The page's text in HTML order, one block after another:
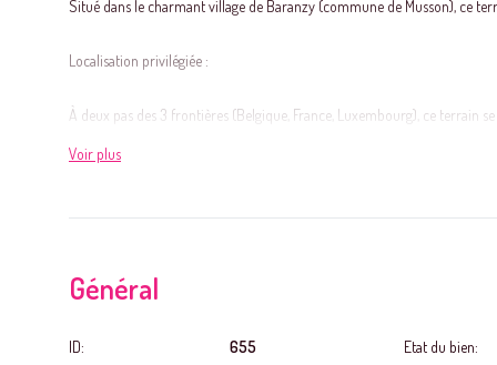
Situé dans le charmant village de Baranzy (commune de Musson), ce
Localisation privilégiée :
À deux pas des 3 frontières (Belgique, France, Luxembourg), ce terrain
· Largeur en façade : ± 8 m
· Profondeur : ± 100 m
· Réseaux disponibles : eau et égouts présents en bord de voirie
Voir plus
Général
ID: 655 Etat du bien: